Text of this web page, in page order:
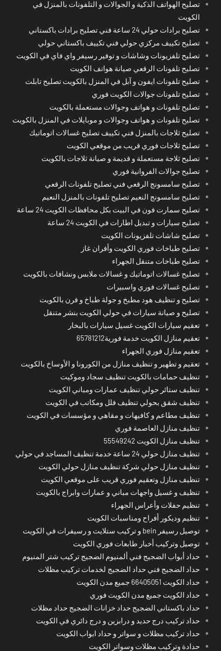
تصليح الهواتف الذكية و الجوالات و التلفونات بالمنزل في
الكويت
تصليح برادات حولي 24 ساعة فني تصليح برادات باكستاني
تصليح تكييف مركزي حولي فني تكييف باكستاني حولي
تصليح تلفزيونات وشاشات و توفير رسيفر واي فاي في الكويت
تصليح تلفونات الرقعي صيانة هواتف الكويت
تصليح تلفونات ايفون و آبل في المنزل بالكويت تصليح تابلت
تصليح تلفونات جوالات الكويت فوري
تصليح تلفونات و هواتف وجوالات مستعملة بالكويت
تصليح تلفونات و هواتف وجوالات و موبايلات في المنزل بالكويت
تصليح ثلاجات بالمنزل فني تكييف تصليح غسالات اتوماتيك
تصليح ثلاجات فوري قريب من موقعي الكويت
تصليح ثلاجة مستعملة و قديمة و صيانة ثلاجات بالكويت
تصليح جوالات الفروانية فوري
تصليح سامسونج الرقعي فني تصليح تلفونات الرقعي
تصليح سامسونج النعيم تصليح تلفونات بالمنزل النعيم
تصليح سمارت فون في البيت بكل محافظات الكويت 24 ساعة
تصليح سيارات و تبديل اطارات في الكويت 24 ساعة
تصليح شاشات تلفزيونات الكويت
تصليح طباخات فوري الكويت وأفران غاز
تصليح طباخات متنقل الجهراء
تصليح غسالات اتوماتيك و غسالات ملابس ونشافات بالكويت
تصليح غسالات فوري واسبيرات
تصليح و تنظيف هود مطبخ و جولة طباخ و فرن بالكويت
تصليح و صيانة سيارات في حولي الكويت بنشر متنقل
تعقيم سيارات الكويت غسيل سيارات بالبخار
تعقيم منازل الكويت خدمة فورية65781212
تعقيم منازل فوري الجهراء
تعقيم و تطهير و تنظيف منازل من الكورونا و الأوساخ بالكويت
تنظيف حمامات بالكويت تنظيف سجاد وموكيت
تنظيف ستائر حولي تنظيف عمارات ومباني الكويت
تنظيف شقق بحولي تنظيف فلل ومكاتب في الكويت
تنظيف مطاعم و كافيهات و مقاهي و مؤسسات في الكويت
تنظيف منازل العاصمة فوري
تنظيف منازل الكويت 55549242
تنظيف منازل حولي 24 ساعة خدمة تنظيف المساجد في حولي
تنظيف منازل حولي شركة تنظيف منازل حولي الكويت
تنظيف منازل وتعقيم فوري قريب على موقعي الكويت
تنظيف و غسيل واجهات مباني و عمارات وابراج بالكويت
تنظيم حفلات وأعراس الجهراء
تنظيم وديكور أفراح ومناسبات الكويت
توصيل رسيفر bein و تركيب ستلايت و رسيفرات في الكويت
توصيل وتركيب أخبار طابعات فوري الكويت
حداد أبواب الضجيج فني ألمنيوم الضجيج تركيب شتر المنيوم
حداد الضجيج فني حداد الضجيج لخدمات تركيب مظلات
حداد الكويت 66405051 جميع مدن الكويت
حداد الكويت جميع مدن الكويت فوري
حداد باكستاني الضجيج حداد خزانات الضجيج حداد مظلات
حداد تركيب درج حديد و درابزين و درج دائري في الكويت
حداد تركيب مظلات و سواتر و حداد ابواب الكويت
حدادة وتركيب مظلات وسواتر الكويت